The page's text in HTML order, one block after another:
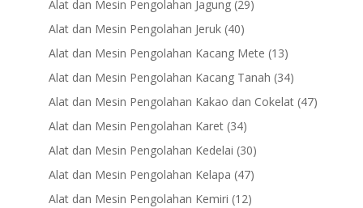
Alat dan Mesin Pengolahan Jagung 2929
Alat dan Mesin Pengolahan Jeruk 4040
products
Alat dan Mesin Pengolahan Kacang Mete 1313
products
Alat dan Mesin Pengolahan Kacang Tanah 3434
products
Alat dan Mesin Pengolahan Kakao dan Cokelat 4747
Alat dan Mesin Pengolahan Karet 3434
products
Alat dan Mesin Pengolahan Kedelai 3030
products
Alat dan Mesin Pengolahan Kelapa 4747
products
Alat dan Mesin Pengolahan Kemiri 1212